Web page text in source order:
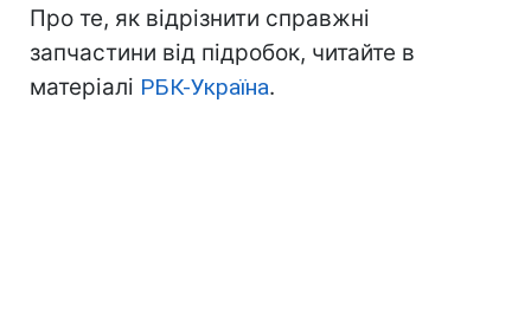
Про те, як відрізнити справжні
запчастини від підробок, читайте в
матеріалі РБК-Україна.